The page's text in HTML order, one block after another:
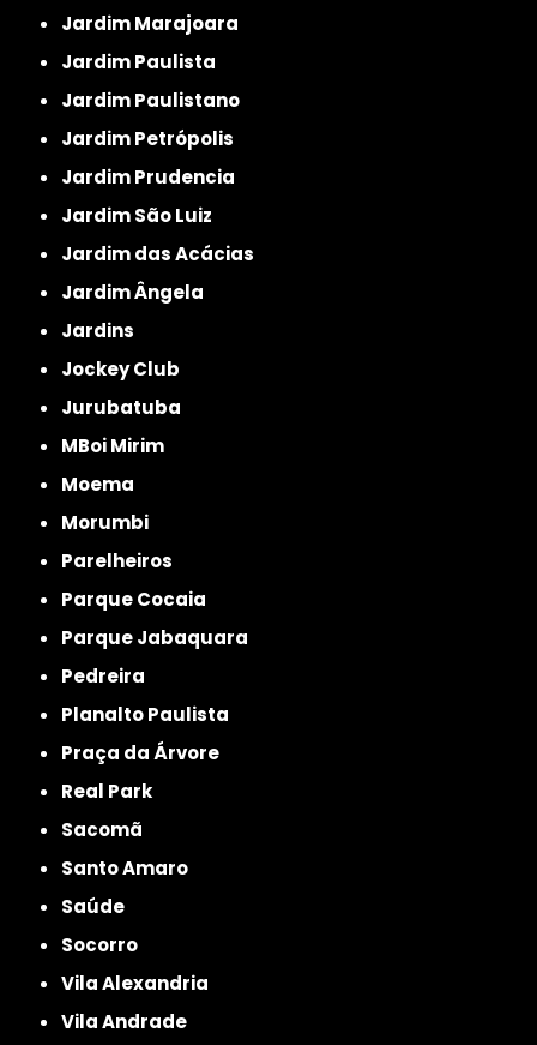
Jardim Marajoara
Jardim Paulista
Jardim Paulistano
Jardim Petrópolis
Jardim Prudencia
Jardim São Luiz
Jardim das Acácias
Jardim Ângela
Jardins
Jockey Club
Jurubatuba
MBoi Mirim
Moema
Morumbi
Parelheiros
Parque Cocaia
Parque Jabaquara
Pedreira
Planalto Paulista
Praça da Árvore
Real Park
Sacomã
Santo Amaro
Saúde
Socorro
Vila Alexandria
Vila Andrade